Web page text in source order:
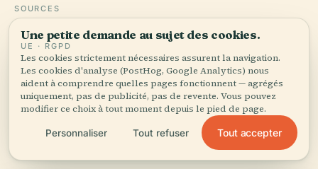
SOURCES
Vérifié,et montré.
Recherché et rédigé par l'équipe éditoriale d'Audiala à
partir d'archives historiques, d'archives architecturales
et de connaissances locales.
Dernière révision : August 2025
Une petite demande au sujet des cookies.
UE · RGPD
Les cookies strictement nécessaires assurent la navigation.
Les cookies d'analyse (PostHog, Google Analytics) nous
aident à comprendre quelles pages fonctionnent — agrégés
uniquement, pas de publicité, pas de revente. Vous pouvez
modifier ce choix à tout moment depuis le pied de page.
Personnaliser Tout refuser Tout accepter